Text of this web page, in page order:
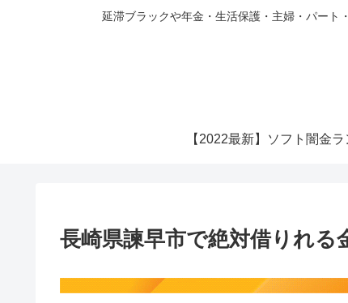
延滞ブラックや年金・生活保護・主婦・パート
【2022最新】ソフト闇金
長崎県諫早市で絶対借りれる